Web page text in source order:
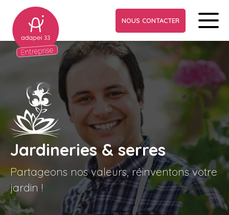
NOUS CONTACTER
Jardineries & serres
Partageons nos valeurs, réinventons votre
jardin !